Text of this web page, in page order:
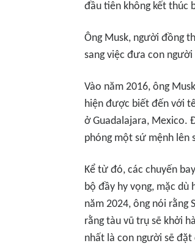
đầu tiên không kết thúc
Ông Musk, người đồng
sang việc đưa con
Vào năm 2016, ông
hiện được biết đến với
ở Guadalajara, Mexico.
phóng một sứ mệnh lên
Kể từ đó, các chuyến
bộ đầy hy vọng, mặc dù
năm 2024, ông nói rằng
rằng tàu vũ trụ sẽ khởi
nhất là con người sẽ đặt